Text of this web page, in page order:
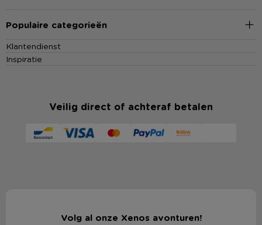
Populaire categorieën
Klantendienst
Inspiratie
Veilig direct of achteraf betalen
Volg al onze Xenos avonturen!